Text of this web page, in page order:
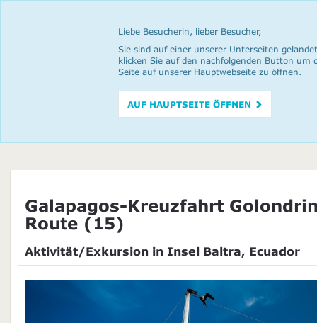
Liebe Besucherin, lieber Besucher,
Sie sind auf einer unserer Unterseiten
klicken Sie auf den nachfolgenden Button um
Seite auf unserer Hauptwebseite zu öffnen.
AUF HAUPTSEITE ÖFFNEN
Galapagos-Kreuzfahrt
Route (15)
Aktivität/Exkursion in Insel Baltra, Ecuador